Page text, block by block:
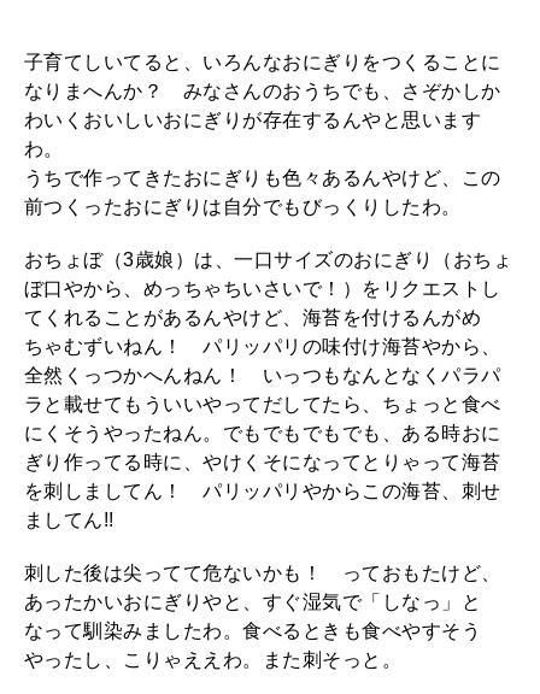
WORK&MONEY
いい人生って？
MAGAZINE
特集
2026年9月号「北海道 おいしく遊ぶ、夏のご褒美旅。」
2026年8月号『お茶の時間です。』
2026年7月号「鎌倉 ローカルが 教えてくれた 本当の歩き方。」
2026年6月号「大銀座 トレンドが生まれる 新しい一流店へ。」
2026年5月号「“大好き”に出会いに。韓国」
2026年4月号「未来をつくる、学びの教科書。」
2026年3月号「スイーツ予想図 2026」
MAGAZINE MOOK
FOLLOW US!
子育てしいてると、いろんなおにぎりをつくることに
なりまへんか？ みなさんのおうちでも、さぞかしか
わいくおいしいおにぎりが存在するんやと思います
わ。
うちで作ってきたおにぎりも色々あるんやけど、この
前つくったおにぎりは自分でもびっくりしたわ。
おちょぼ（3歳娘）は、一口サイズのおにぎり（おちょ
ぼ口やから、めっちゃちいさいで！）をリクエストし
てくれることがあるんやけど、海苔を付けるんがめ
ちゃむずいねん！ パリッパリの味付け海苔やから、
全然くっつかへんねん！ いっつもなんとなくパラパ
ラと載せてもういいやってだしてたら、ちょっと食べ
にくそうやったねん。でもでもでもでも、ある時おに
ぎり作ってる時に、やけくそになってとりゃって海苔
を刺しましてん！ パリッパリやからこの海苔、刺せ
ましてん!!
刺した後は尖ってて危ないかも！ っておもたけど、
あったかいおにぎりやと、すぐ湿気で「しなっ」と
なって馴染みましたわ。食べるときも食べやすそう
やったし、こりゃええわ。また刺そっと。